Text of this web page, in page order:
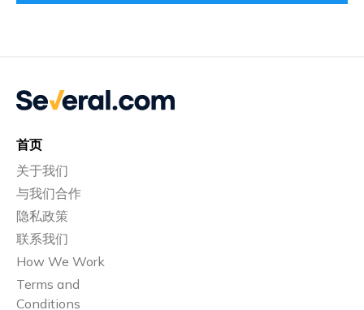
首页
关于我们
与我们合作
隐私政策
联系我们
How We Work
Terms and
Conditions